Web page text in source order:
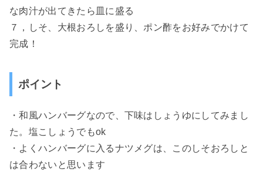
な肉汁が出てきたら皿に盛る
７，しそ、大根おろしを盛り、ポン酢をお好みでかけて
完成！
ポイント
・和風ハンバーグなので、下味はしょうゆにしてみまし
た。塩こしょうでもok
・よくハンバーグに入るナツメグは、このしそおろしと
は合わないと思います